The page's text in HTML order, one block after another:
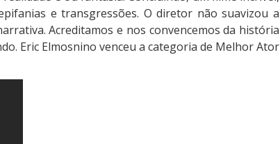
e transgressões. O diretor não suavizou a
Acreditamos e nos convencemos da história
Eric Elmosnino venceu a categoria de Melhor Ator